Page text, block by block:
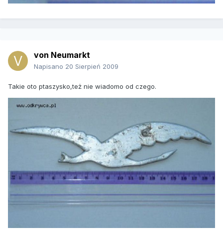
von Neumarkt
Napisano 20 Sierpień 2009
Takie oto ptaszysko,też nie wiadomo od czego.